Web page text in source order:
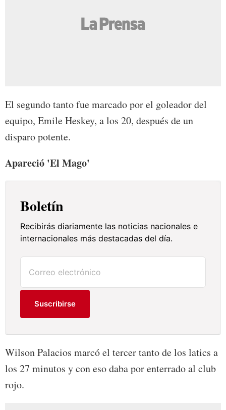
El segundo tanto fue marcado por el goleador del
equipo, Emile Heskey, a los 20, después de un
disparo potente.
Apareció 'El Mago'
Boletín
Recibirás diariamente las noticias nacionales e
internacionales más destacadas del día.
Suscribirse
Wilson Palacios marcó el tercer tanto de los latics a
los 27 minutos y con eso daba por enterrado al club
rojo.